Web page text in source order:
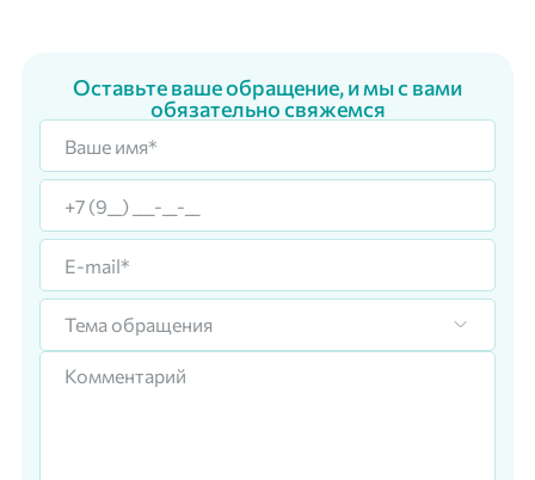
Оставьте ваше обращение, и мы с вами
обязательно свяжемся
Тема обращения